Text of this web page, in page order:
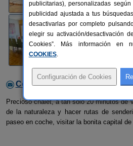
Contactar con el alojamiento
Precioso chalet, a tan sólo 20 minutos de
de la naturaleza y hacer rutas de
paseo en coche, visitar la bonita capital
publicitarias), personalizadas
publicidad ajustada a tus
desactivarlas por completo
elegir su activación/desactivación
Cookies”. Más información en
COOKIES.